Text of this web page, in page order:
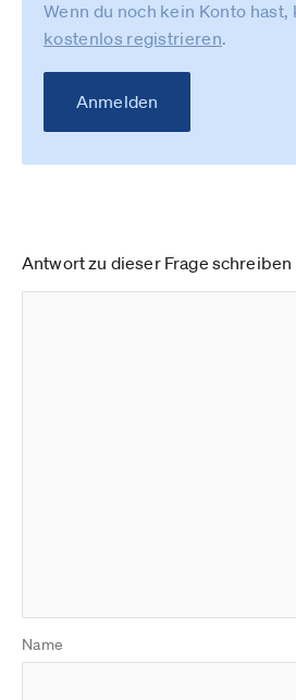
Wenn du noch kein Konto hast,
kostenlos registrieren.
Anmelden
Antwort zu dieser Frage schreiben
Name